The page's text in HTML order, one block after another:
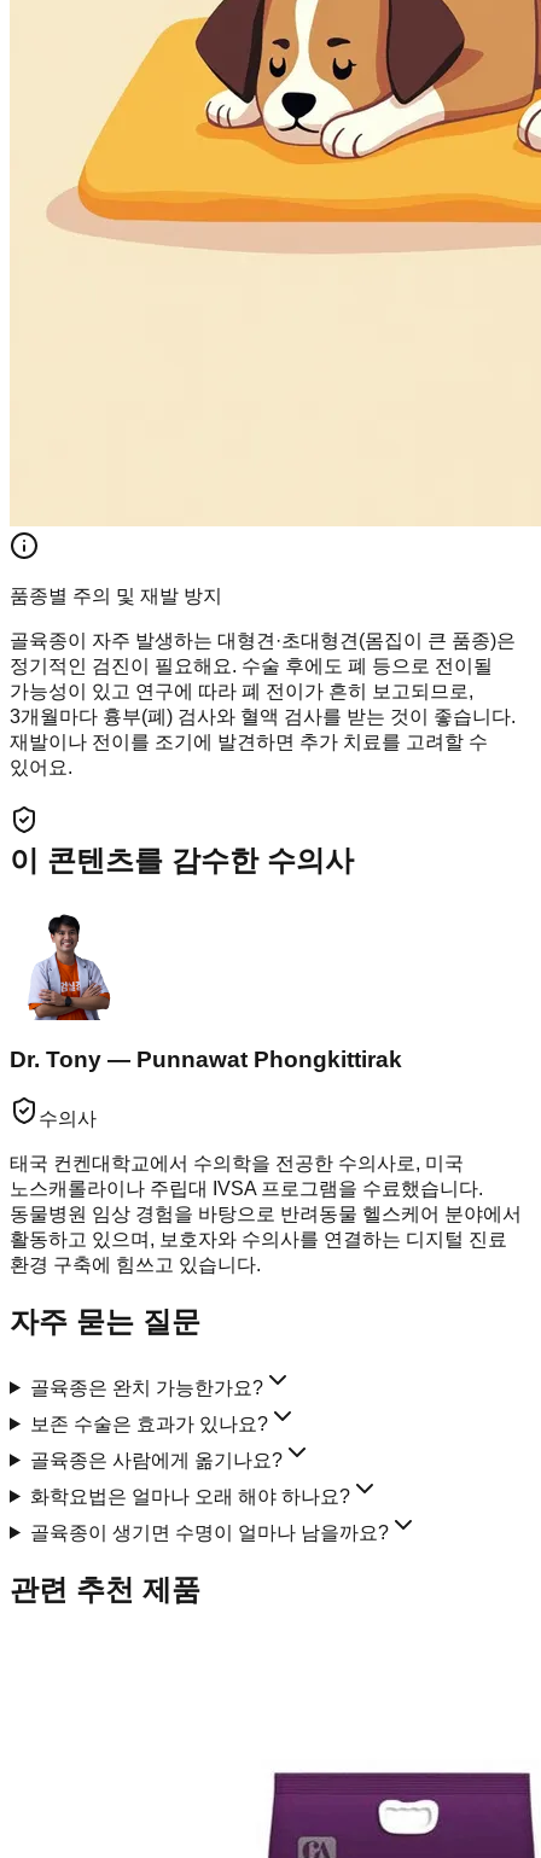
품종별 주의 및 재발 방지
골육종이 자주 발생하는 대형견·초대형견(몸집이 큰 품종)은
정기적인 검진이 필요해요. 수술 후에도 폐 등으로 전이될
가능성이 있고 연구에 따라 폐 전이가 흔히 보고되므로,
3개월마다 흉부(폐) 검사와 혈액 검사를 받는 것이 좋습니다.
재발이나 전이를 조기에 발견하면 추가 치료를 고려할 수
있어요.
이 콘텐츠를 감수한 수의사
Dr. Tony — Punnawat Phongkittirak
수의사
태국 컨켄대학교에서 수의학을 전공한 수의사로, 미국
노스캐롤라이나 주립대 IVSA 프로그램을 수료했습니다.
동물병원 임상 경험을 바탕으로 반려동물 헬스케어 분야에서
활동하고 있으며, 보호자와 수의사를 연결하는 디지털 진료
환경 구축에 힘쓰고 있습니다.
자주 묻는 질문
골육종은 완치 가능한가요?
보존 수술은 효과가 있나요?
골육종은 사람에게 옮기나요?
화학요법은 얼마나 오래 해야 하나요?
골육종이 생기면 수명이 얼마나 남을까요?
관련 추천 제품